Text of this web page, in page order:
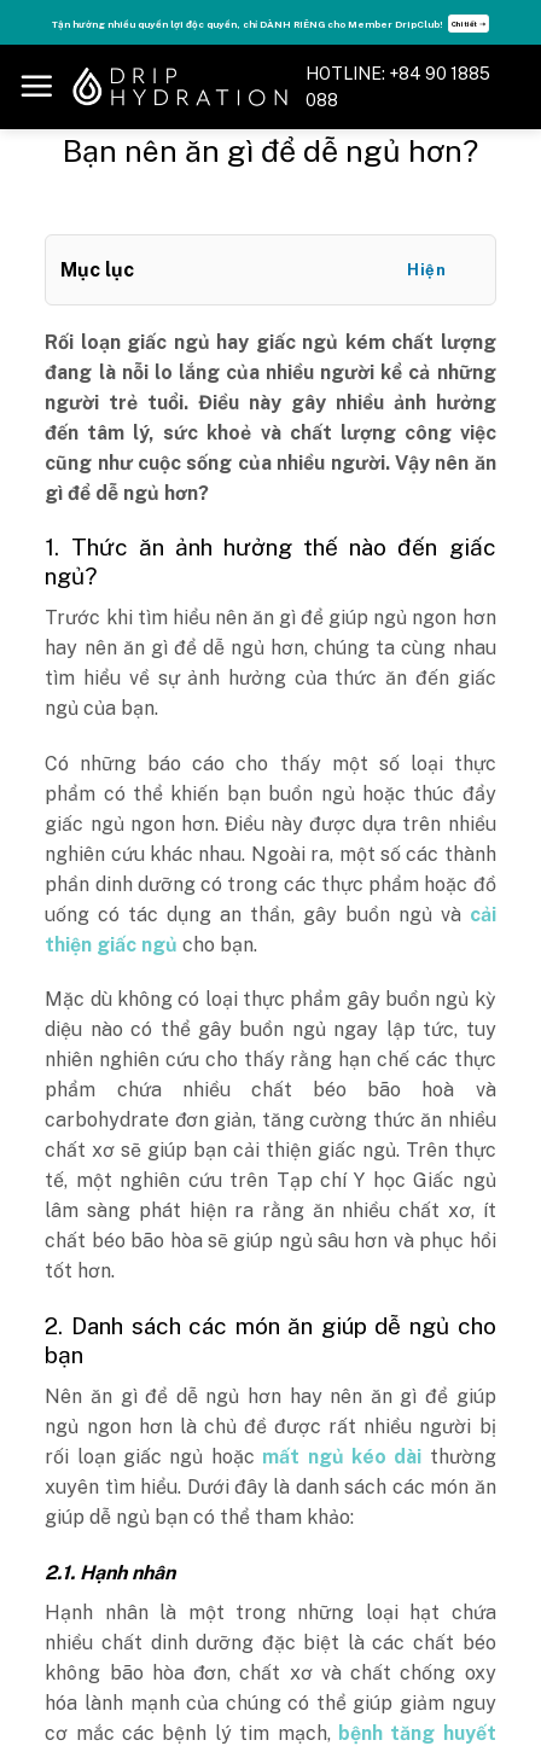
to
content
DÀNH RIÊNG cho Member DripClub! Chi tiết ➝ Tăng năng lượng - sống đỉnh cao
HOTLINE: +84 90 1885
088
Bạn nên ăn gì để dễ ngủ hơn?
Mục lục Hiện
Rối loạn giấc ngủ hay giấc ngủ kém chất lượng
đang là nỗi lo lắng của nhiều người kể cả những
người trẻ tuổi. Điều này gây nhiều ảnh hưởng
đến tâm lý, sức khoẻ và chất lượng công việc
cũng như cuộc sống của nhiều người. Vậy nên ăn
gì để dễ ngủ hơn?
1. Thức ăn ảnh hưởng thế nào đến giấc
ngủ?
Trước khi tìm hiểu nên ăn gì để giúp ngủ ngon hơn
hay nên ăn gì để dễ ngủ hơn, chúng ta cùng nhau
tìm hiểu về sự ảnh hưởng của thức ăn đến giấc
ngủ của bạn.
Có những báo cáo cho thấy một số loại thực
phẩm có thể khiến bạn buồn ngủ hoặc thúc đẩy
giấc ngủ ngon hơn. Điều này được dựa trên nhiều
nghiên cứu khác nhau. Ngoài ra, một số các thành
phần dinh dưỡng có trong các thực phẩm hoặc đồ
uống có tác dụng an thần, gây buồn ngủ và cải
thiện giấc ngủ cho bạn.
Mặc dù không có loại thực phẩm gây buồn ngủ kỳ
diệu nào có thể gây buồn ngủ ngay lập tức, tuy
nhiên nghiên cứu cho thấy rằng hạn chế các thực
phẩm chứa nhiều chất béo bão hoà và
carbohydrate đơn giản, tăng cường thức ăn nhiều
chất xơ sẽ giúp bạn cải thiện giấc ngủ. Trên thực
tế, một nghiên cứu trên Tạp chí Y học Giấc ngủ
lâm sàng phát hiện ra rằng ăn nhiều chất xơ, ít
chất béo bão hòa sẽ giúp ngủ sâu hơn và phục hồi
tốt hơn.
2. Danh sách các món ăn giúp dễ ngủ cho
bạn
Nên ăn gì để dễ ngủ hơn hay nên ăn gì để giúp
ngủ ngon hơn là chủ đề được rất nhiều người bị
rối loạn giấc ngủ hoặc mất ngủ kéo dài thường
xuyên tìm hiểu. Dưới đây là danh sách các món ăn
giúp dễ ngủ bạn có thể tham khảo:
2.1. Hạnh nhân
Hạnh nhân là một trong những loại hạt chứa
nhiều chất dinh dưỡng đặc biệt là các chất béo
không bão hòa đơn, chất xơ và chất chống oxy
hóa lành mạnh của chúng có thể giúp giảm nguy
cơ mắc các bệnh lý tim mạch, bệnh tăng huyết